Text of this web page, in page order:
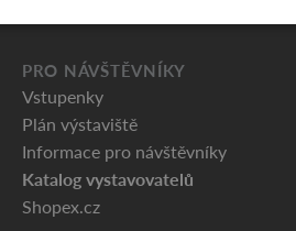
PRO NÁVŠTĚVNÍKY
Vstupenky
Plán výstaviště
Informace pro návštěvníky
Katalog vystavovatelů
Shopex.cz